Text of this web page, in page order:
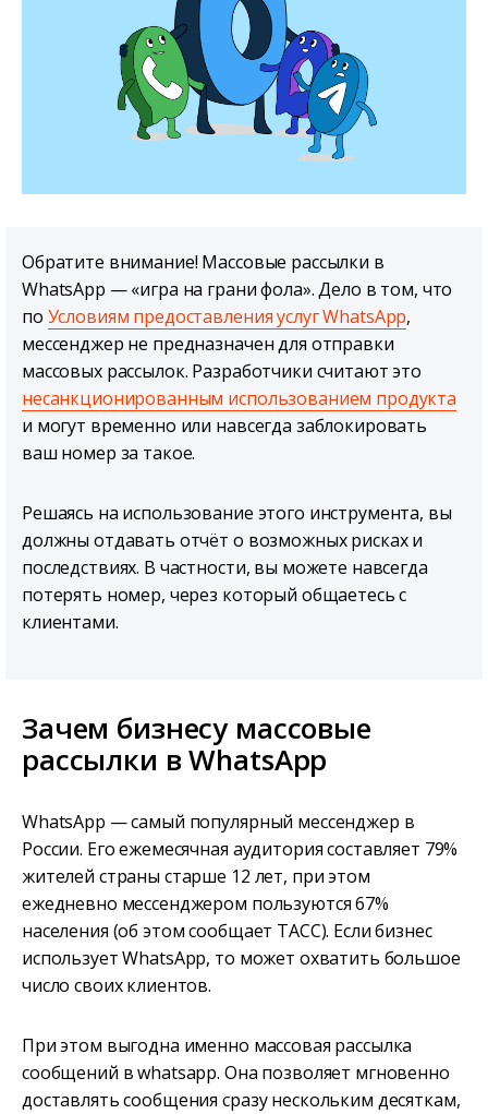
Обратите внимание! Массовые рассылки в
WhatsApp — «игра на грани фола». Дело в том, что
по Условиям предоставления услуг WhatsApp,
мессенджер не предназначен для отправки
массовых рассылок. Разработчики считают это
несанкционированным использованием продукта
и могут временно или навсегда заблокировать
ваш номер за такое.
Решаясь на использование этого инструмента, вы
должны отдавать отчёт о возможных рисках и
последствиях. В частности, вы можете навсегда
потерять номер, через который общаетесь с
клиентами.
Зачем бизнесу массовые
рассылки в WhatsApp
WhatsApp — самый популярный мессенджер в
России. Его ежемесячная аудитория составляет 79%
жителей страны старше 12 лет, при этом
ежедневно мессенджером пользуются 67%
населения (об этом сообщает ТАСС). Если бизнес
использует WhatsApp, то может охватить большое
число своих клиентов.
При этом выгодна именно массовая рассылка
сообщений в whatsapp. Она позволяет мгновенно
доставлять сообщения сразу нескольким десяткам,